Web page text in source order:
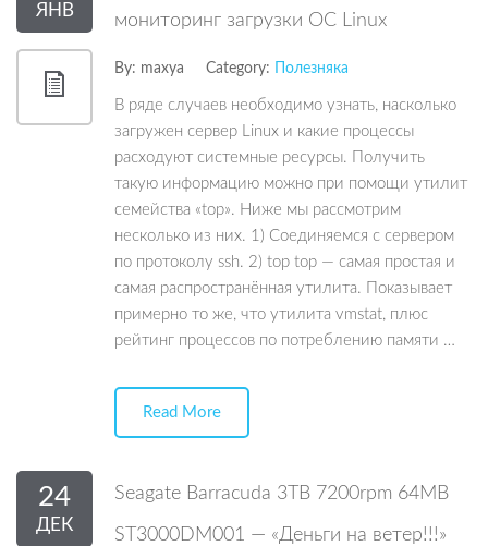
ЯНВ
мониторинг загрузки ОС Linux
By: maxya Category: Полезняка
В ряде случаев необходимо узнать, насколько
загружен сервер Linux и какие процессы
расходуют системные ресурсы. Получить
такую информацию можно при помощи утилит
семейства «top». Ниже мы рассмотрим
несколько из них. 1) Соединяемся с сервером
по протоколу ssh. 2) top top — самая простая и
самая распространённая утилита. Показывает
примерно то же, что утилита vmstat, плюс
рейтинг процессов по потреблению памяти …
Read More
24
ДЕК
Seagate Barracuda 3TB 7200rpm 64MB
ST3000DM001 — «Деньги на ветер!!!»